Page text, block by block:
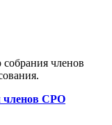
членов
членов СРО